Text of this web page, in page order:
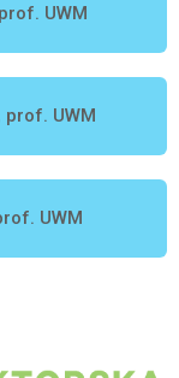
UWM
prof. UWM
UWM